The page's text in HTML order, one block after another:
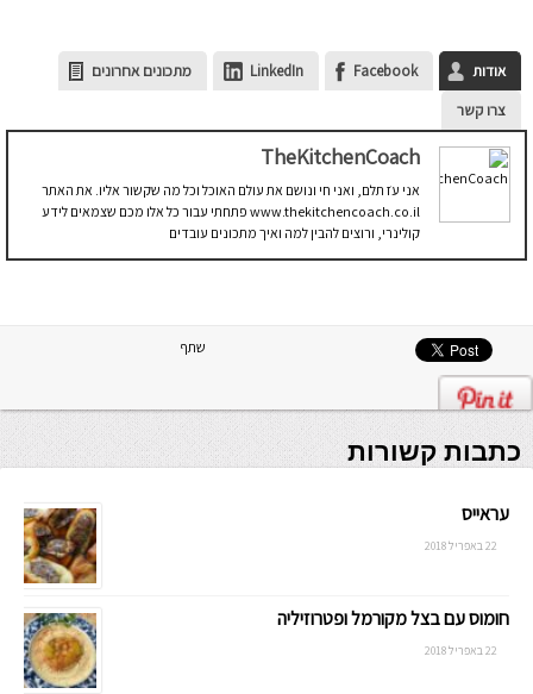
אודות Facebook
LinkedIn
מתכונים אחרונים
צרו קשר
TheKitchenCoach
אני עֹז תלם, ואני חי ונושם את עולם האוכל וכל מה שקשור אליו. את האתר
www.thekitchencoach.co.il פתחתי עבור כל אלו מכם שצמאים לידע
קולינרי, ורוצים להבין למה ואיך מתכונים עובדים
שתף
כתבות קשורות
עראייס
22 באפריל 2018
חומוס עם בצל מקורמל ופטרוזיליה
22 באפריל 2018